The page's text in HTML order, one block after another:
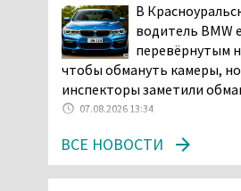
06.08.2026 14:25
разрешило
и продажу
«Евро-2», в котором
«Евро-5». Это опасно для
повышает износ
06.08.2026 13:53
В
водитель BMW
перевёрнутым
чтобы обмануть камеры,
инспекторы заметили
07.08.2026 13:34
ВСЕ НОВОСТИ